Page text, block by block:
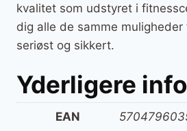
kvalitet som udstyret i
dig alle de samme
seriøst og sikkert.
Yderligere
EAN